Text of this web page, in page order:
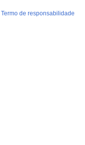
Termo de responsabilidade